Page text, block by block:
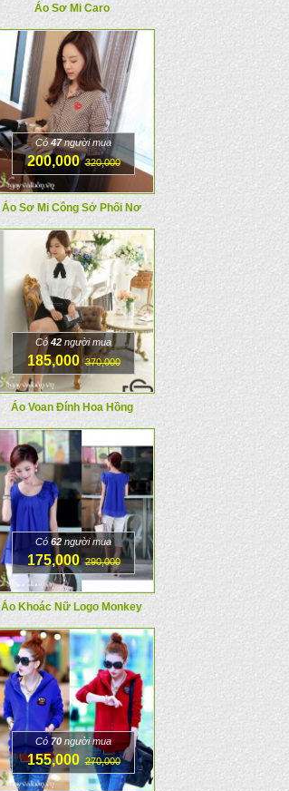
Có47người mua
200,000 320,000
Áo Sơ Mi Caro
Có 42 người mua
185,000 370,000
Áo Sơ Mi Công Sở Phối Nơ
Có 62 người mua
175,000 290,000
Áo Voan Đính Hoa Hồng
Có 70 người mua
155,000 270,000
Áo Khoác Nữ Logo Monkey